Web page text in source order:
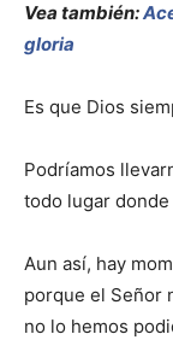
Vea también:
gloria
Es que Dios
Podríamos
todo lugar
Aun así, hay
porque el Señor
no lo hemos